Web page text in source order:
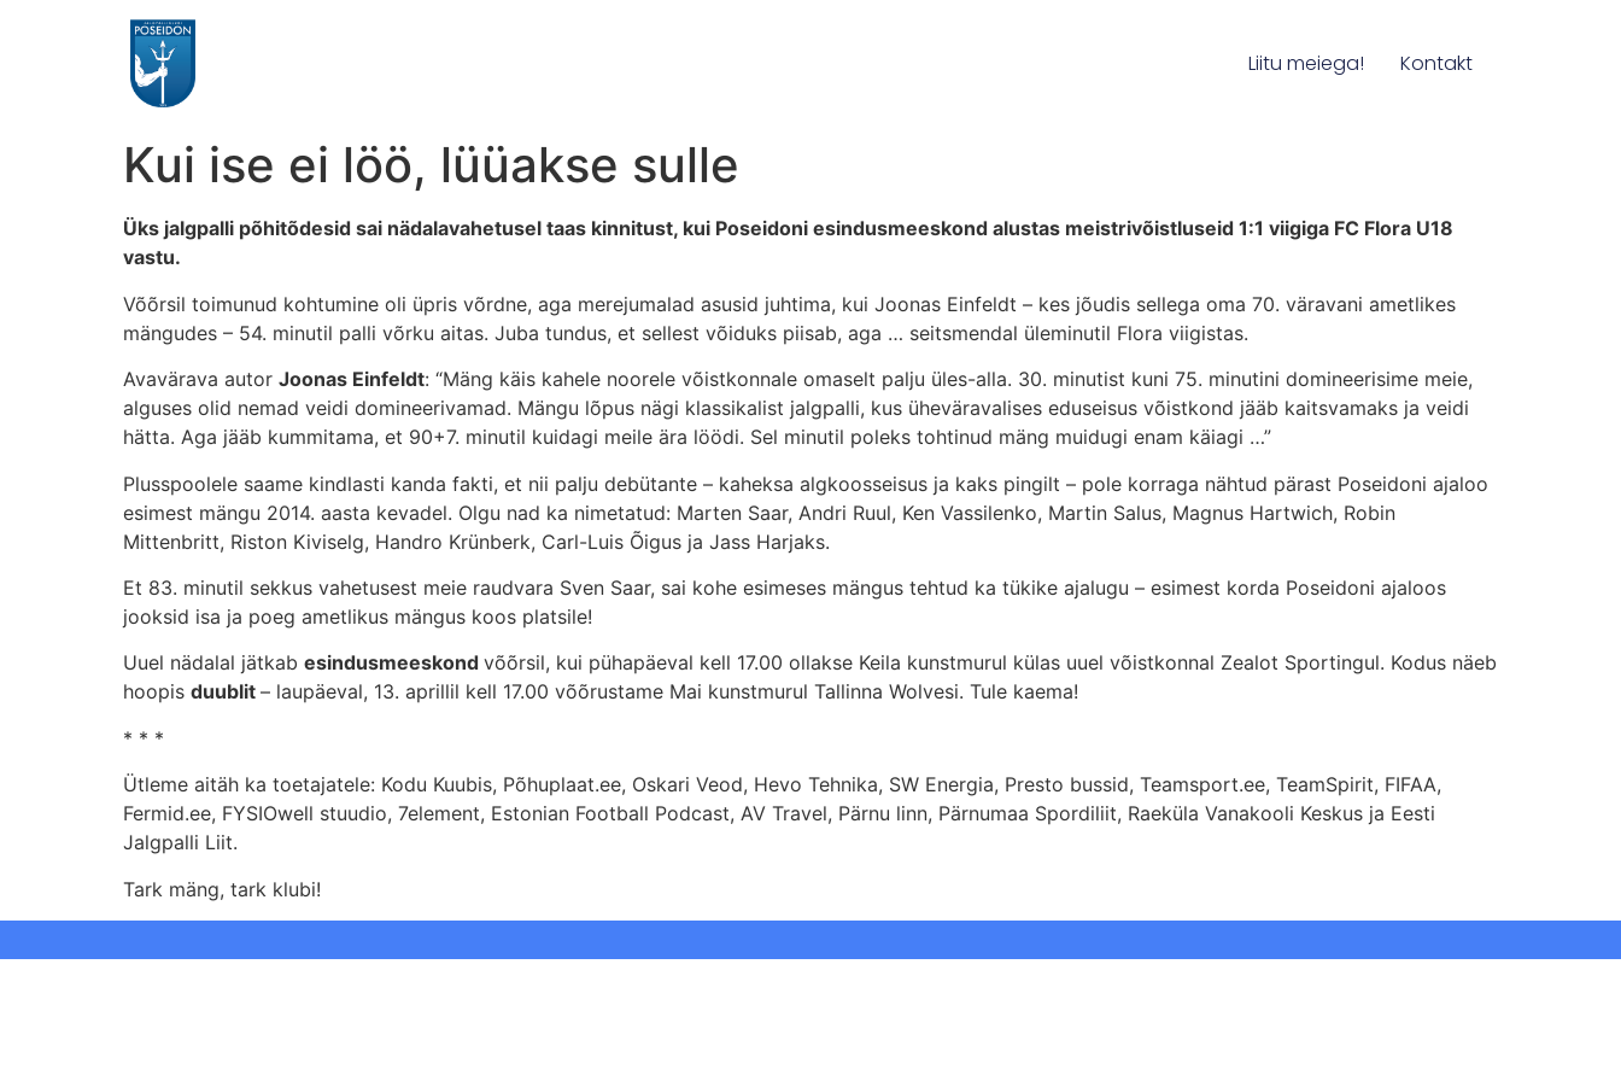
Liitu meiega! Kontakt
Kui ise ei löö, lüüakse sulle
Üks jalgpalli põhitõdesid sai nädalavahetusel taas kinnitust, kui Poseidoni esindusmeeskond alustas meistrivõistluseid 1:1 viigiga FC Flora U18
vastu.
Võõrsil toimunud kohtumine oli üpris võrdne, aga merejumalad asusid juhtima, kui Joonas Einfeldt – kes jõudis sellega oma 70. väravani ametlikes
mängudes – 54. minutil palli võrku aitas. Juba tundus, et sellest võiduks piisab, aga … seitsmendal üleminutil Flora viigistas.
Avavärava autor Joonas Einfeldt: “Mäng käis kahele noorele võistkonnale omaselt palju üles-alla. 30. minutist kuni 75. minutini domineerisime meie,
alguses olid nemad veidi domineerivamad. Mängu lõpus nägi klassikalist jalgpalli, kus üheväravalises eduseisus võistkond jääb kaitsvamaks ja veidi
hätta. Aga jääb kummitama, et 90+7. minutil kuidagi meile ära löödi. Sel minutil poleks tohtinud mäng muidugi enam käiagi …”
Plusspoolele saame kindlasti kanda fakti, et nii palju debütante – kaheksa algkoosseisus ja kaks pingilt – pole korraga nähtud pärast Poseidoni ajaloo
esimest mängu 2014. aasta kevadel. Olgu nad ka nimetatud: Marten Saar, Andri Ruul, Ken Vassilenko, Martin Salus, Magnus Hartwich, Robin
Mittenbritt, Riston Kiviselg, Handro Krünberk, Carl-Luis Õigus ja Jass Harjaks.
Et 83. minutil sekkus vahetusest meie raudvara Sven Saar, sai kohe esimeses mängus tehtud ka tükike ajalugu – esimest korda Poseidoni ajaloos
jooksid isa ja poeg ametlikus mängus koos platsile!
Uuel nädalal jätkab esindusmeeskond võõrsil, kui pühapäeval kell 17.00 ollakse Keila kunstmurul külas uuel võistkonnal Zealot Sportingul. Kodus näeb
hoopis duublit – laupäeval, 13. aprillil kell 17.00 võõrustame Mai kunstmurul Tallinna Wolvesi. Tule kaema!
* * *
Ütleme aitäh ka toetajatele: Kodu Kuubis, Põhuplaat.ee, Oskari Veod, Hevo Tehnika, SW Energia, Presto bussid, Teamsport.ee, TeamSpirit, FIFAA,
Fermid.ee, FYSIOwell stuudio, 7element, Estonian Football Podcast, AV Travel, Pärnu linn, Pärnumaa Spordiliit, Raeküla Vanakooli Keskus ja Eesti
Jalgpalli Liit.
Tark mäng, tark klubi!